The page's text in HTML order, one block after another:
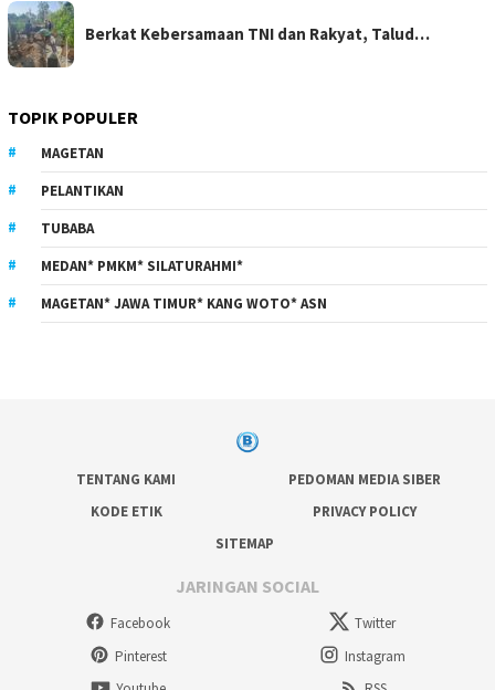
Berkat Kebersamaan TNI dan Rakyat, Talud…
TOPIK POPULER
MAGETAN
PELANTIKAN
TUBABA
MEDAN* PMKM* SILATURAHMI*
MAGETAN* JAWA TIMUR* KANG WOTO* ASN
TENTANG KAMI
PEDOMAN MEDIA SIBER
KODE ETIK
PRIVACY POLICY
SITEMAP
JARINGAN SOCIAL
Facebook
Twitter
Pinterest
Instagram